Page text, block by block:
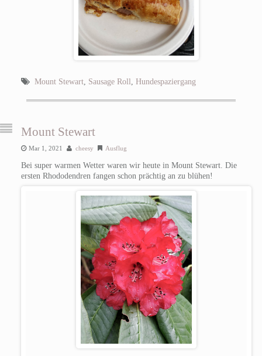
Mount Stewart, Sausage Roll Hundespaziergang
Mount Stewart
Mar 1, 2021 cheesy Ausflug
Bei super warmen Wetter waren wir heute in Mount Stewart. Die
ersten Rhododendren fangen schon prächtig an zu blühen!